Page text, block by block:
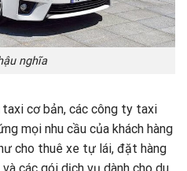
nghĩa
cơ bản, các công ty taxi
mọi nhu cầu của khách hàng
cho thuê xe tự lái, đặt hàng